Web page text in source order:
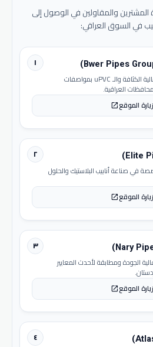
والمقاولين في الوصول إلى
في السوق العراقي:
١
الرائدة في إنتاج أنابيب HDPE عالية الكثافة والـ uPVC بمواصفات
العراقية.
زيارة الموقعopen_in_new
٢
في صناعة أنابيب البلاستيك والحلول
زيارة الموقعopen_in_new
٣
الجودة ومطابقة لأحدث المعايير
زيارة الموقعopen_in_new
٤